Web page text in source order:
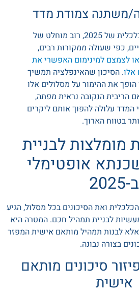
משתנה צמודת מדד
בסביבה הכלכלית של 2025, רוב מוחלט של
כפי שעולה ממקורות רבים,
לצמצם למינימום האפשרי את
אלו. הסיכון שהאינפלציה תמשיך
הופך את ההימור על מסלולים אלו
הריבית הנקובה נראית מפתה,
המדד עלולה להפוך אותם ליקרים
בטווח הארוך.
מומלצות לבניית
אופטימלי
ב-2025
ואת הסיכונים בכל מסלול, הגיע
לבניית תמהיל חכם. המטרה היא
לבנות תמהיל מותאם אישית המפזר
בצורה נבונה.
סיכונים מותאם
אישית